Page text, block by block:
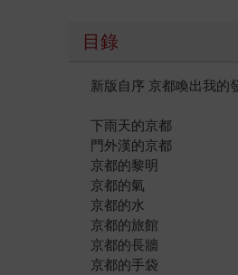
目錄
新版自序 京都喚出我的
下雨天的京都
門外漢的京都
京都的黎明
京都的氣
京都的水
京都的旅館
京都的長牆
京都的手袋